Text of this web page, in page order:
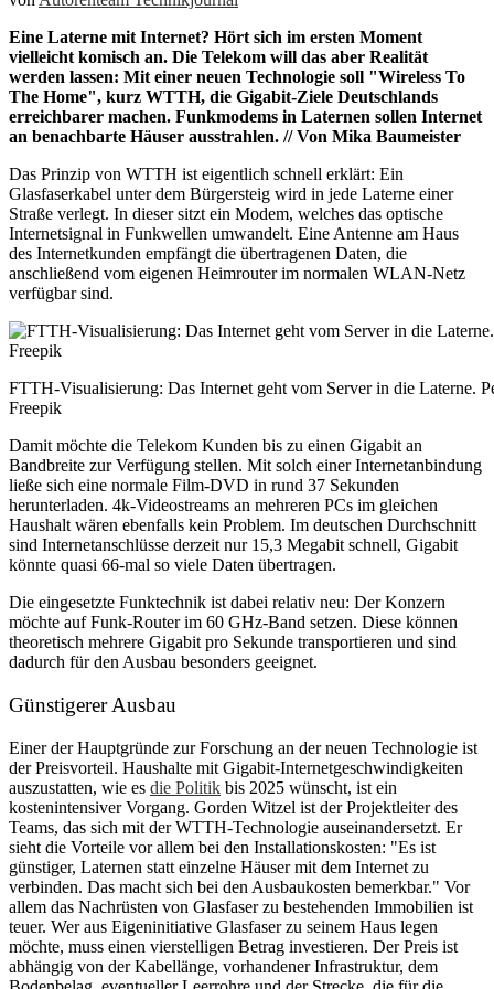
Eine Laterne mit Internet? Hört sich im ersten Moment
vielleicht komisch an. Die Telekom will das aber Realität
werden lassen: Mit einer neuen Technologie soll "Wireless To
The Home", kurz WTTH, die Gigabit-Ziele Deutschlands
erreichbarer machen. Funkmodems in Laternen sollen Internet
an benachbarte Häuser ausstrahlen. // Von Mika Baumeister
Das Prinzip von WTTH ist eigentlich schnell erklärt: Ein
Glasfaserkabel unter dem Bürgersteig wird in jede Laterne einer
Straße verlegt. In dieser sitzt ein Modem, welches das optische
Internetsignal in Funkwellen umwandelt. Eine Antenne am Haus
des Internetkunden empfängt die übertragenen Daten, die
anschließend vom eigenen Heimrouter im normalen WLAN-Netz
verfügbar sind.
FTTH-Visualisierung: Das Internet geht vom Server in die Laterne.
Freepik
Damit möchte die Telekom Kunden bis zu einen Gigabit an
Bandbreite zur Verfügung stellen. Mit solch einer Internetanbindung
ließe sich eine normale Film-DVD in rund 37 Sekunden
herunterladen. 4k-Videostreams an mehreren PCs im gleichen
Haushalt wären ebenfalls kein Problem. Im deutschen Durchschnitt
sind Internetanschlüsse derzeit nur 15,3 Megabit schnell, Gigabit
könnte quasi 66-mal so viele Daten übertragen.
Die eingesetzte Funktechnik ist dabei relativ neu: Der Konzern
möchte auf Funk-Router im 60 GHz-Band setzen. Diese können
theoretisch mehrere Gigabit pro Sekunde transportieren und sind
dadurch für den Ausbau besonders geeignet.
Günstigerer Ausbau
Einer der Hauptgründe zur Forschung an der neuen Technologie ist
der Preisvorteil. Haushalte mit Gigabit-Internetgeschwindigkeiten
auszustatten, wie es die Politik bis 2025 wünscht, ist ein
kostenintensiver Vorgang. Gorden Witzel ist der Projektleiter des
Teams, das sich mit der WTTH-Technologie auseinandersetzt. Er
sieht die Vorteile vor allem bei den Installationskosten: "Es ist
günstiger, Laternen statt einzelne Häuser mit dem Internet zu
verbinden. Das macht sich bei den Ausbaukosten bemerkbar." Vor
allem das Nachrüsten von Glasfaser zu bestehenden Immobilien ist
teuer. Wer aus Eigeninitiative Glasfaser zu seinem Haus legen
möchte, muss einen vierstelligen Betrag investieren. Der Preis ist
abhängig von der Kabellänge, vorhandener Infrastruktur, dem